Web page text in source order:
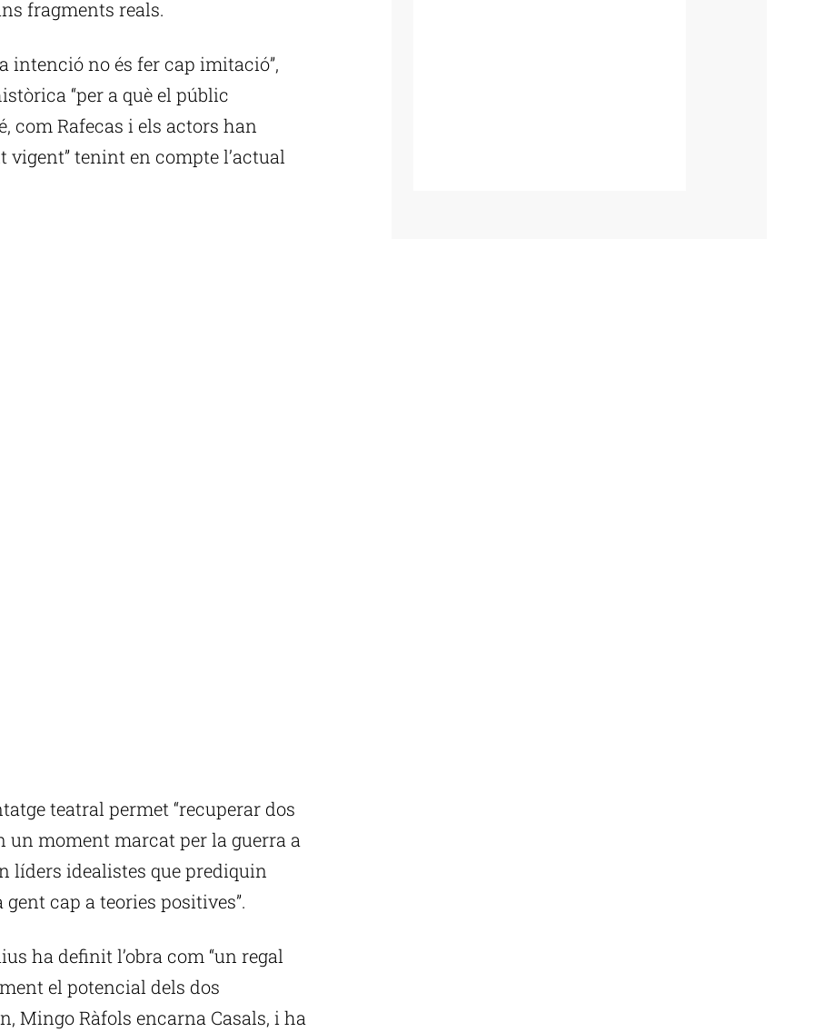
fragments reals.
intenció no és fer cap imitació”,
“per a què el públic
com Rafecas i els actors han
vigent” tenint en compte l’actual
teatral permet “recuperar dos
moment marcat per la guerra a
líders idealistes que prediquin
cap a teories positives”.
ha definit l’obra com “un regal
el potencial dels dos
Mingo Ràfols encarna Casals, i ha